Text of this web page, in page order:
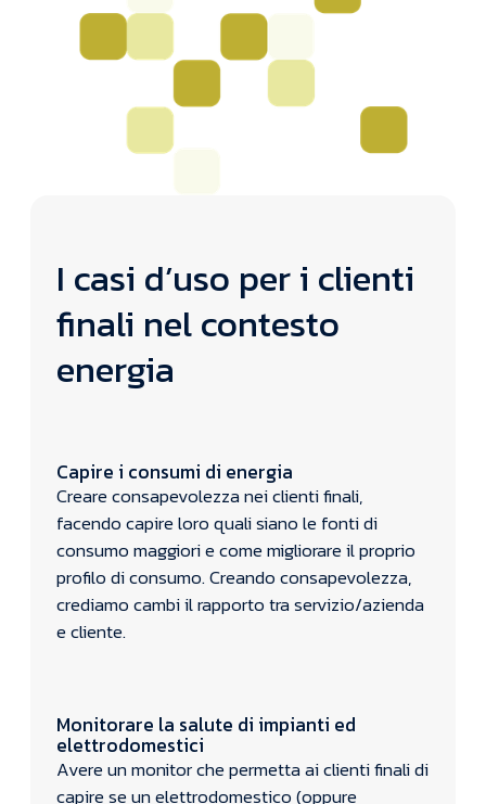
I casi d’uso per i clienti
finali nel contesto
energia
Capire i consumi di energia
Creare consapevolezza nei clienti finali,
facendo capire loro quali siano le fonti di
consumo maggiori e come migliorare il proprio
profilo di consumo. Creando consapevolezza,
crediamo cambi il rapporto tra servizio/azienda
e cliente.
Monitorare la salute di impianti ed
elettrodomestici
Avere un monitor che permetta ai clienti finali di
capire se un elettrodomestico (oppure